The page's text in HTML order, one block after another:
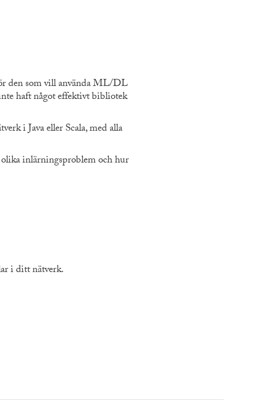
den som vill använda ML/DL
haft något effektivt bibliotek
i Java eller Scala, med alla
inlärningsproblem och hur
i ditt nätverk.